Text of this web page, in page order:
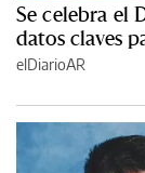
Se celebra el
datos claves
elDiarioAR